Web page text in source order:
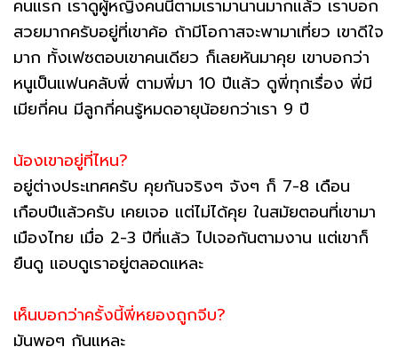
คนแรก เราดูผู้หญิงคนนี้ตามเรามานานมากแล้ว เราบอก
สวยมากครับอยู่ที่เขาค้อ ถ้ามีโอกาสจะพามาเที่ยว เขาดีใจ
มาก ทั้งเฟซตอบเขาคนเดียว ก็เลยหันมาคุย เขาบอกว่า
หนูเป็นแฟนคลับพี่ ตามพี่มา 10 ปีแล้ว ดูพี่ทุกเรื่อง พี่มี
เมียกี่คน มีลูกกี่คนรู้หมดอายุน้อยกว่าเรา 9 ปี
น้องเขาอยู่ที่ไหน?
อยู่ต่างประเทศครับ คุยกันจริงๆ จังๆ ก็ 7-8 เดือน
เกือบปีแล้วครับ เคยเจอ แต่ไม่ได้คุย ในสมัยตอนที่เขามา
เมืองไทย เมื่อ 2-3 ปีที่แล้ว ไปเจอกันตามงาน แต่เขาก็
ยืนดู แอบดูเราอยู่ตลอดแหละ
เห็นบอกว่าครั้งนี้พี่หยองถูกจีบ?
มันพอๆ กันแหละ